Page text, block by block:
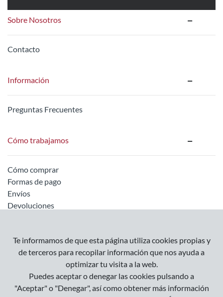
Sobre Nosotros
Contacto
Información
Preguntas Frecuentes
Cómo trabajamos
Cómo comprar
Formas de pago
Envíos
Devoluciones
Información legal
Condiciones Generales
Política de Privacidad
Te informamos de que esta página utiliza cookies propias y
de terceros para recopilar información que nos ayuda a
optimizar tu visita a la web.
Puedes aceptar o denegar las cookies pulsando a
"Aceptar" o "Denegar", así como obtener más información